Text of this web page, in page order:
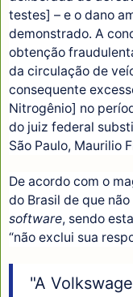
testes] – e o dano
demonstrado. A
obtenção
da circulação de
consequente
Nitrogênio] no
do juiz federal
São Paulo, Maurilio
De acordo com o
do Brasil de que
software, sendo
“não exclui sua
"A